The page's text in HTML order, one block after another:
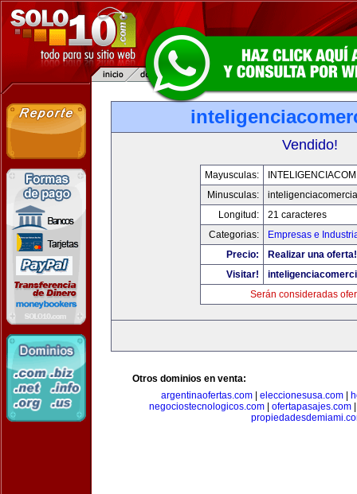
Vendido!
Mayusculas:
Minusculas:
Longitud:
21 caracteres
Categorias:
Empresas e
Precio:
Realizar una oferta!
Visitar!
Serán consideradas
Otros dominios en venta:
argentinaofertas.com| eleccionesusa.com|
negociostecnologicos.com
ofertapasajes.com